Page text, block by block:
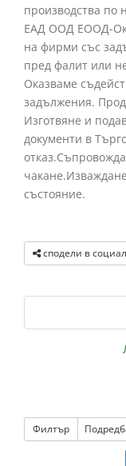
производства по
ЕАД ООД ЕООД-
на фирми със
пред фалит или
Оказваме
задължения.
Изготвяне и
документи в
състояние.
сподели в
Филтър